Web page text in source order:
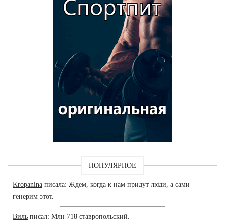
ПОПУЛЯРНОЕ
Kropanina писала: Ждем, когда к нам придут люди, а сами
генерим этот.
Виль писал: Млн 718 ставропольский.